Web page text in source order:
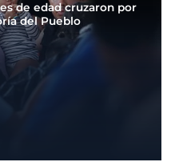
de edad cruzaron por
del Pueblo